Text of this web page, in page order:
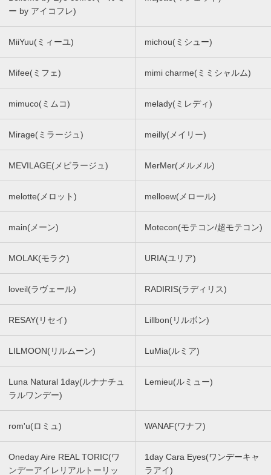
ー by アイコフレ)
MiiYuu(ミィーユ) michou(ミシュー)
Mifee(ミフェ) mimi charme(ミミシャルム)
mimuco(ミムコ) melady(ミレディ)
Mirage(ミラージュ) meilly(メイリー)
MEVILAGE(メビラージュ) MerMer(メルメル)
melotte(メロット) melloew(メロール)
main(メーン) Motecon(モテコン/超モテコン)
MOLAK(モラク) URIA(ユリア)
loveil(ラヴェール) RADIRIS(ラディリス)
RESAY(リセイ) Lillbon(リルボン)
LILMOON(リルムーン) LuMia(ルミア)
Luna Natural 1day(ルナナチュ
ラルワンデー)
Lemieu(ルミュー)
rom'u(ロミュ) WANAF(ワナフ)
Oneday Aire REAL TORIC(ワ
ンデーアイレリアルトーリッ
1day Cara Eyes(ワンデーキャ
ラアイ)